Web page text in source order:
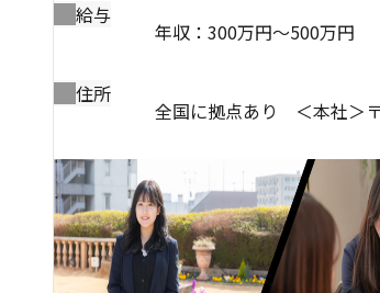
給与
年収：300万円～500万円
住所
全国に拠点あり ＜本社＞